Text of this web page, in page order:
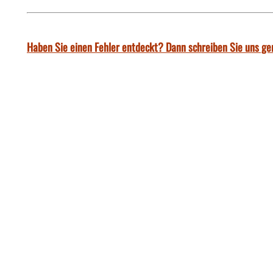
Haben Sie einen Fehler entdeckt? Dann schreiben Sie uns